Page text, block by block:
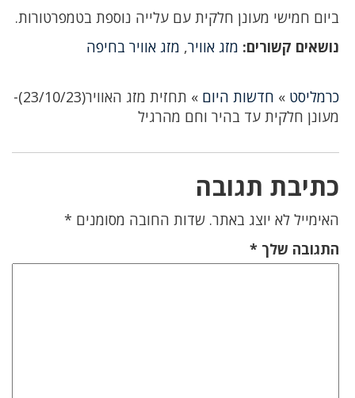
ביום חמישי מעונן חלקית עם עלייה נוספת בטמפרטורות.
נושאים קשורים: מזג אוויר, מזג אוויר בחיפה
כרמליסט » חדשות היום »
תחזית מזג האוויר(23/10/23)-
מעונן חלקית עד בהיר וחם מהרגיל
כתיבת תגובה
האימייל לא יוצג באתר. שדות החובה מסומנים *
התגובה שלך *